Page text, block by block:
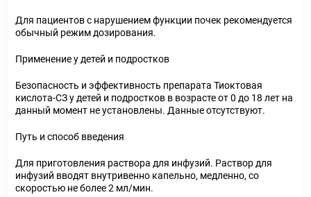
Для пациентов с нарушением функции почек рекомендуется
обычный режим дозирования.
Применение у детей и подростков
Безопасность и эффективность препарата Тиоктовая
кислота-СЗ у детей и подростков в возрасте от 0 до 18 лет на
данный момент не установлены. Данные отсутствуют.
Путь и способ введения
Для приготовления раствора для инфузий. Раствор для
инфузий вводят внутривенно капельно, медленно, со
скоростью не более 2 мл/мин.